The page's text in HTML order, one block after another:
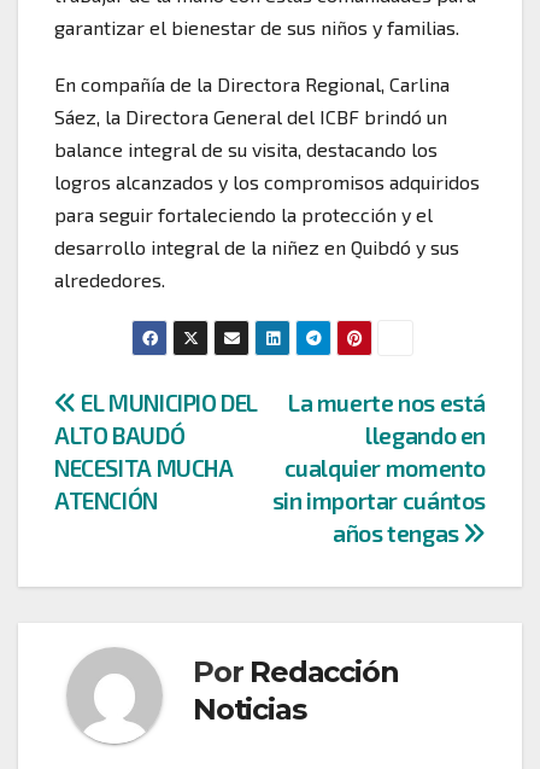
garantizar el bienestar de sus niños y familias.
En compañía de la Directora Regional, Carlina
Sáez, la Directora General del ICBF brindó un
balance integral de su visita, destacando los
logros alcanzados y los compromisos adquiridos
para seguir fortaleciendo la protección y el
desarrollo integral de la niñez en Quibdó y sus
alrededores.
Navegación
de
entradas
La muerte nos está
llegando en
cualquier momento
sin importar cuántos
años tengas
EL MUNICIPIO DEL
ALTO BAUDÓ
NECESITA MUCHA
ATENCIÓN
Por Redacción
Noticias